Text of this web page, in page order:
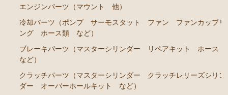
ーズシリンダー オーバーホールキット など）
足回りパーツ（アッパーマウント ベアリング ボー
ルジョイント ブッシュ類 など）
燃料パーツ（ポンプ フィルター ダンパー センダ
ーゲージなど）
駆動パーツ（センターサポートベアリング ドライブ
シャフトブーツ など）
エンジンパーツ（マウント 他）
冷却パーツ（ポンプ サーモスタット ファン ファンカップリ
ング ホース類 など）
ブレーキパーツ（マスターシリンダー リペアキット ホース
など）
クラッチパーツ（マスターシリンダー クラッチレリーズシリン
ダー オーバーホールキット など）